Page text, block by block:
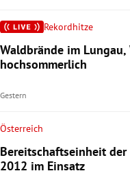
Rekordhitze
Waldbrände im
hochsommerlich
Gestern
Österreich
Bereitschaftseinheit
2012 im Einsatz